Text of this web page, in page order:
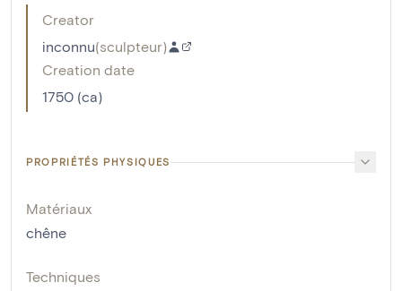
Creator
inconnu(sculpteur)
Creation date
1750 (ca)
PROPRIÉTÉS PHYSIQUES
Matériaux
chêne
Techniques